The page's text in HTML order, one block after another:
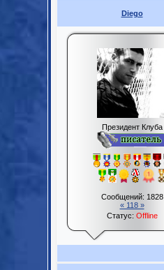
Diego
Президент Клуба
Сообщений: 1828
« 118 »
Статус: Offline